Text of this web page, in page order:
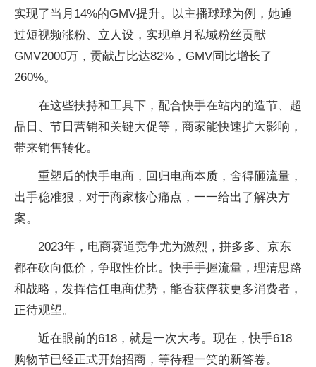
实现了当月14%的GMV提升。以主播球球为例，她通
过短视频涨粉、立人设，实现单月私域粉丝贡献
GMV2000万，贡献占比达82%，GMV同比增长了
260%。
在这些扶持和工具下，配合快手在站内的造节、超
品日、节日营销和关键大促等，商家能快速扩大影响，
带来销售转化。
重塑后的快手电商，回归电商本质，舍得砸流量，
出手稳准狠，对于商家核心痛点，一一给出了解决方
案。
2023年，电商赛道竞争尤为激烈，拼多多、京东
都在砍向低价，争取性价比。快手手握流量，理清思路
和战略，发挥信任电商优势，能否获俘获更多消费者，
正待观望。
近在眼前的618，就是一次大考。现在，快手618
购物节已经正式开始招商，等待程一笑的新答卷。